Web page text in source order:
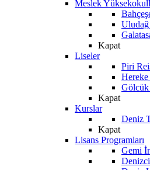
Meslek
Kapat
Liseler
Piri
Kapat
Kurslar
Deniz
Kapat
Lisans Programları
Gemi